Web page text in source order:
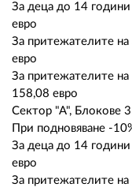
За деца до 14
евро
За притежателите
евро
За притежателите
158,08 евро
Сектор "А", Блокове
При подновяване -
За деца до 14
евро
За притежателите